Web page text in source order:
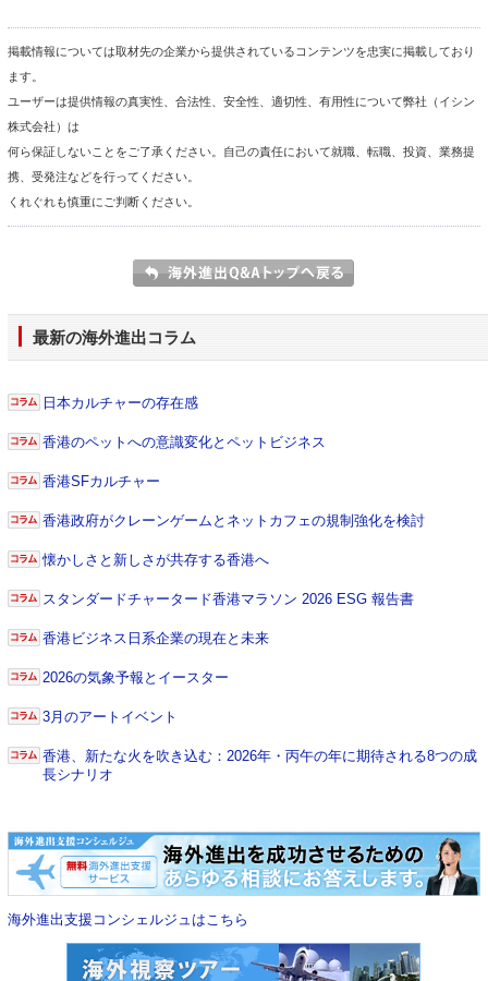
掲載情報については取材先の企業から提供されているコンテンツを忠実に掲載しており
ます。
ユーザーは提供情報の真実性、合法性、安全性、適切性、有用性について弊社（イシン
株式会社）は
何ら保証しないことをご了承ください。自己の責任において就職、転職、投資、業務提
携、受発注などを行ってください。
くれぐれも慎重にご判断ください。
最新の海外進出コラム
日本カルチャーの存在感
香港のペットへの意識変化とペットビジネス
香港SFカルチャー
香港政府がクレーンゲームとネットカフェの規制強化を検討
懐かしさと新しさが共存する香港へ
スタンダードチャータード香港マラソン 2026 ESG 報告書
香港ビジネス日系企業の現在と未来
2026の気象予報とイースター
3月のアートイベント
香港、新たな火を吹き込む：2026年・丙午の年に期待される8つの成
長シナリオ
海外進出支援コンシェルジュはこちら